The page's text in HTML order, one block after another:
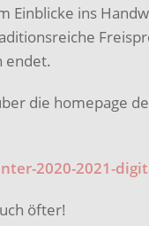
Einblicke ins
endet.
die homepage
2020-2021-
öfter!